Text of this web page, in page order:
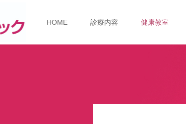
HOME 診療内容 健康教室